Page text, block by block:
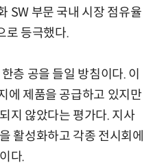
SW 부문 국내 시장 점유율
로 등극했다.
층 공을 들일 방침이다. 이
에 제품을 공급하고 있지만
지 않았다는 평가다. 지사
활성화하고 각종 전시회에
다.